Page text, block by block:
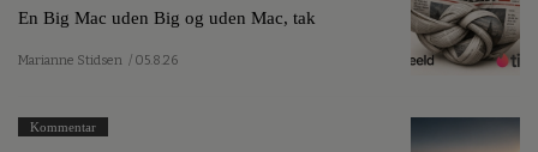
En Big Mac uden Big og uden Mac, tak
Marianne Stidsen / 05.8.26
Kommentar